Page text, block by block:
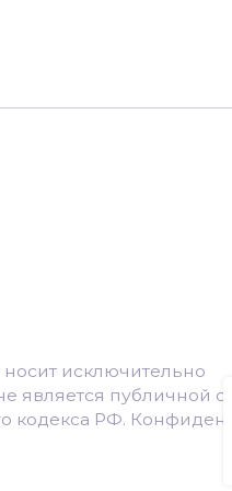
публичной оффертой,
РФ. Конфиденциальность